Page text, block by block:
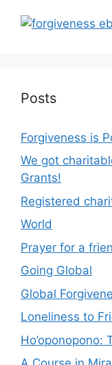
Posts
Forgiveness is
We got
Grants!
Registered
World
Prayer for a
Going Global
Global
Loneliness to
Ho’oponopono: